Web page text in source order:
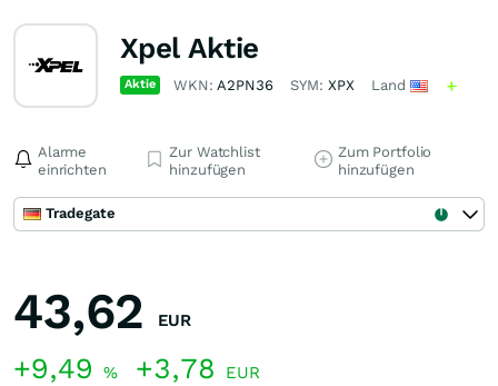
Xpel Aktie
Aktie WKN:A2PN36 SYM: XPX Land
Alarme
einrichten
Zur Watchlist
hinzufügen
Zum Portfolio
hinzufügen
Tradegate
43,62 EUR
+9,49 % +3,78 EUR